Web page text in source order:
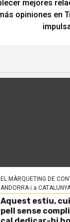
mejores
opiniones en
EL MÀRQUETING DE
ANDORRA i a
Aquest estiu,
pell sense